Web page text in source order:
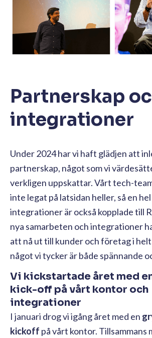
Partnerskap
integrationer
Under 2024 har vi haft glädjen att
partnerskap, något som vi
verkligen uppskattar. Vårt tech-
inte legat på latsidan heller, så en
integrationer är också kopplade till
nya samarbeten och integrationer
att nå ut till kunder och företag i
något vi tycker är både spännande
Vi kickstartade året med
kick-off på vårt kontor och
integrationer
I januari drog vi igång året med en
kickoff på vårt kontor. Tillsammans